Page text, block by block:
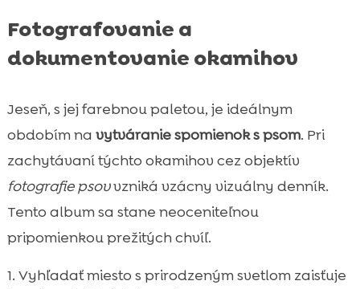
Fotografovanie a
dokumentovanie okamihov
Jeseň, s jej farebnou paletou, je ideálnym
obdobím na vytváranie spomienok s psom. Pri
zachytávaní týchto okamihov cez objektív
fotografie psovvzniká vzácny vizuálny denník.
Tento album sa stane neoceniteľnou
pripomienkou prežitých chvíľ.
Vyhľadať miesto s prirodzeným svetlom zaisťuje